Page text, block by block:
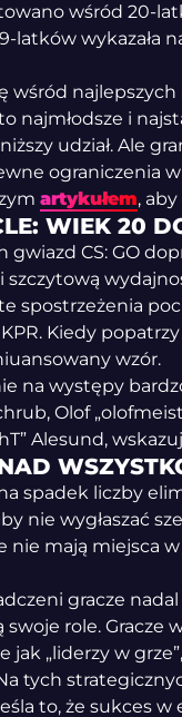
wśród 20-
latków wykazała
wśród
najmłodsze i
udział. Ale
ograniczenia
artykułem,
WIEK 20
CS: GO
szczytową
spostrzeżenia
Kiedy
wzór.
na występy
Olof
Alesund,
spadek liczby
nie wygłaszać
nie mają miejsca
gracze
role. Gracze
„liderzy w
tych
to, że sukces w